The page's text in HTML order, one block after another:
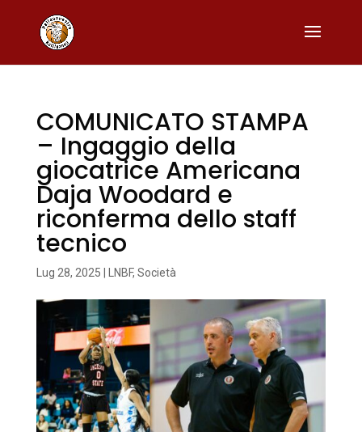
COMUNICATO STAMPA
– Ingaggio della
giocatrice Americana
Daja Woodard e
riconferma dello staff
tecnico
Lug 28, 2025 LNBF, Società